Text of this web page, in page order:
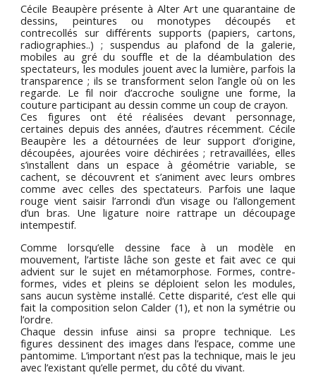
Cécile Beaupère présente à Alter Art une quarantaine de
dessins, peintures ou monotypes découpés et
contrecollés sur différents supports (papiers, cartons,
radiographies..) ; suspendus au plafond de la galerie,
mobiles au gré du souffle et de la déambulation des
spectateurs, les modules jouent avec la lumière, parfois la
transparence ; ils se transforment selon l’angle où on les
regarde. Le fil noir d’accroche souligne une forme, la
couture participant au dessin comme un coup de crayon.
Ces figures ont été réalisées devant personnage,
certaines depuis des années, d’autres récemment. Cécile
Beaupère les a détournées de leur support d’origine,
découpées, ajourées voire déchirées ; retravaillées, elles
s’installent dans un espace à géométrie variable, se
cachent, se découvrent et s’animent avec leurs ombres
comme avec celles des spectateurs. Parfois une laque
rouge vient saisir l’arrondi d’un visage ou l’allongement
d’un bras. Une ligature noire rattrape un découpage
intempestif.
Comme lorsqu’elle dessine face à un modèle en
mouvement, l’artiste lâche son geste et fait avec ce qui
advient sur le sujet en métamorphose. Formes, contre-
formes, vides et pleins se déploient selon les modules,
sans aucun système installé. Cette disparité, c’est elle qui
fait la composition selon Calder (1), et non la symétrie ou
l’ordre.
Chaque dessin infuse ainsi sa propre technique. Les
figures dessinent des images dans l’espace, comme une
pantomime. L’important n’est pas la technique, mais le jeu
avec l’existant qu’elle permet, du côté du vivant.